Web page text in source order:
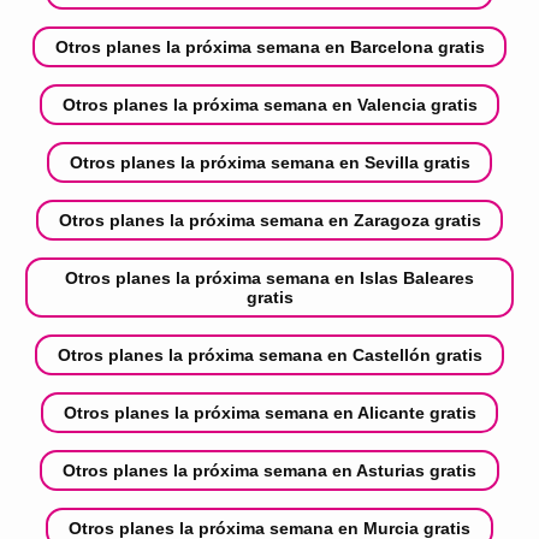
Otros planes la próxima semana en Barcelona gratis
Otros planes la próxima semana en Valencia gratis
Otros planes la próxima semana en Sevilla gratis
Otros planes la próxima semana en Zaragoza gratis
Otros planes la próxima semana en Islas Baleares
gratis
Otros planes la próxima semana en Castellón gratis
Otros planes la próxima semana en Alicante gratis
Otros planes la próxima semana en Asturias gratis
Otros planes la próxima semana en Murcia gratis